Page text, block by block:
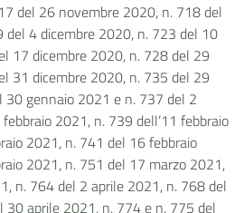
del 26 novembre 2020, n. 718 del
del 4 dicembre 2020, n. 723 del 10
17 dicembre 2020, n. 728 del 29
31 dicembre 2020, n. 735 del 29
gennaio 2021 e n. 737 del 2
2021, n. 739 dell’11 febbraio
2021, n. 741 del 16 febbraio
2021, n. 751 del 17 marzo 2021,
n. 764 del 2 aprile 2021, n. 768 del
30 aprile 2021, n. 774 e n. 775 del